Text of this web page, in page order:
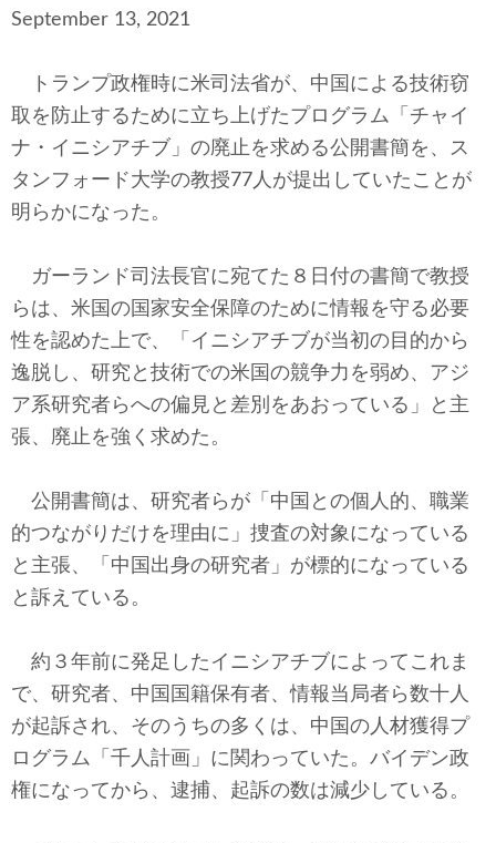
航空宇宙・防衛
国境・移民政策
テクノロジー
コメンタリー
東アジア
東京発
September 13, 2021
トランプ政権時に米司法省が、中国による技術窃
取を防止するために立ち上げたプログラム「チャイ
ナ・イニシアチブ」の廃止を求める公開書簡を、ス
タンフォード大学の教授77人が提出していたことが
明らかになった。
ガーランド司法長官に宛てた８日付の書簡で教授
らは、米国の国家安全保障のために情報を守る必要
性を認めた上で、「イニシアチブが当初の目的から
逸脱し、研究と技術での米国の競争力を弱め、アジ
ア系研究者らへの偏見と差別をあおっている」と主
張、廃止を強く求めた。
公開書簡は、研究者らが「中国との個人的、職業
的つながりだけを理由に」捜査の対象になっている
と主張、「中国出身の研究者」が標的になっている
と訴えている。
約３年前に発足したイニシアチブによってこれま
で、研究者、中国国籍保有者、情報当局者ら数十人
が起訴され、そのうちの多くは、中国の人材獲得プ
ログラム「千人計画」に関わっていた。バイデン政
権になってから、逮捕、起訴の数は減少している。